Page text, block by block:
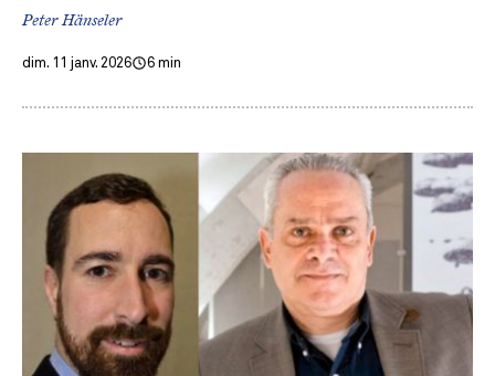
Peter Hänseler
dim. 11 janv. 2026 6 min